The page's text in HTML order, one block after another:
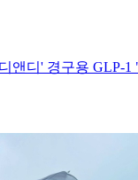
앤디' 경구용 GLP-1